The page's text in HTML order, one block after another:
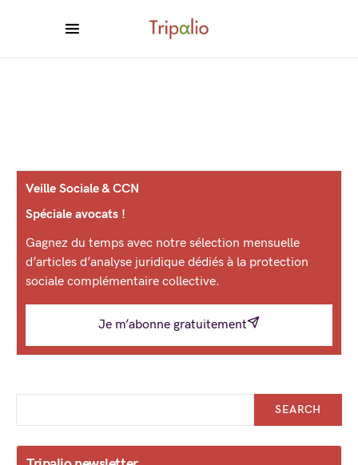
Veille Sociale & CCN
Spéciale avocats !
Gagnez du temps avec notre sélection mensuelle
d’articles d’analyse juridique dédiés à la protection
sociale complémentaire collective.
Je m’abonne gratuitement
SEARCH